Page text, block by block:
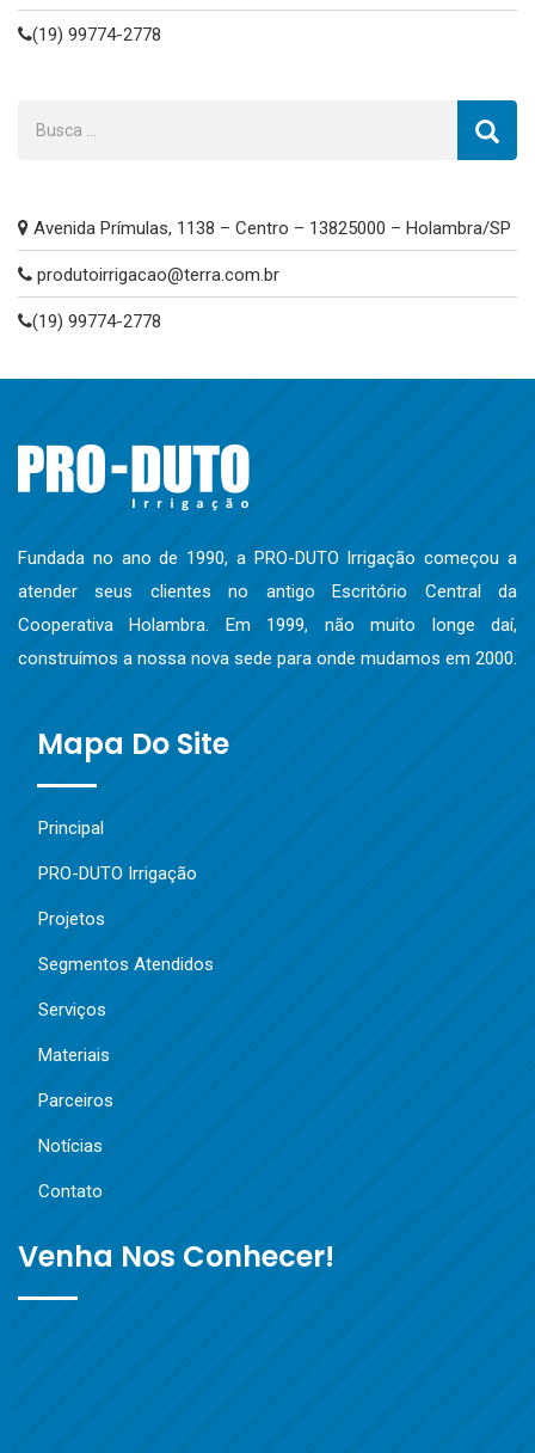
(19) 99774-2778
Avenida Prímulas, 1138 – Centro – 13825000 – Holambra/SP
produtoirrigacao@terra.com.br
(19) 99774-2778
Fundada no ano de 1990, a PRO-DUTO Irrigação começou a
atender seus clientes no antigo Escritório Central da
Cooperativa Holambra. Em 1999, não muito longe daí,
construímos a nossa nova sede para onde mudamos em 2000.
Mapa Do Site
Principal
PRO-DUTO Irrigação
Projetos
Segmentos Atendidos
Serviços
Materiais
Parceiros
Notícias
Contato
Venha Nos Conhecer!